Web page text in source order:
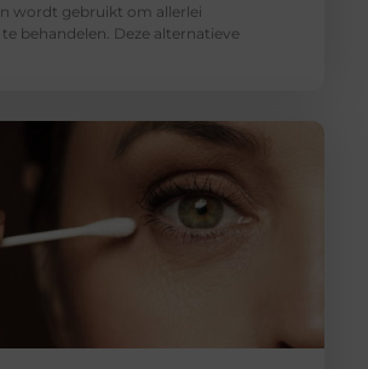
wordt gebruikt om allerlei
behandelen. Deze alternatieve